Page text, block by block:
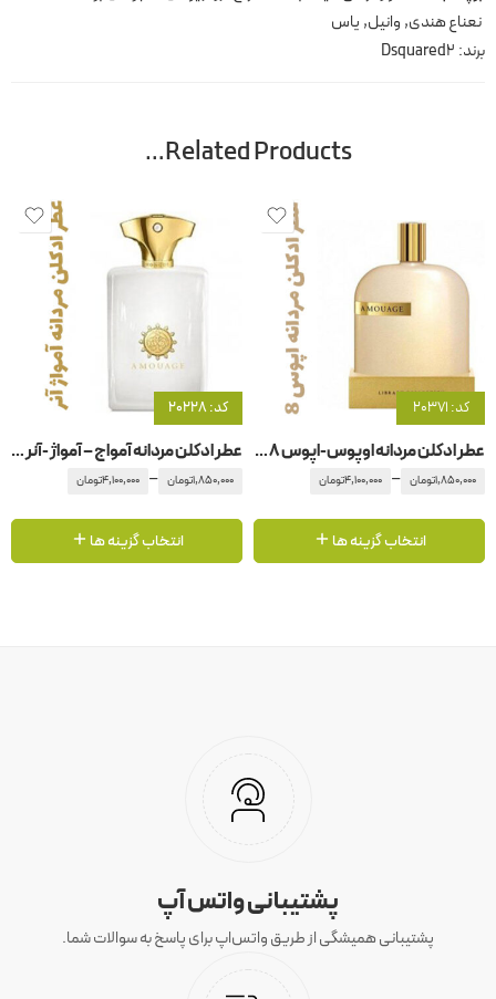
نعناع هندی, وانیل, یاس
برند: Dsquared2
Related Products…
کد: 20371
عطر ادکلن مردانه اوپوس-اپوس 8 آمواج – آمواژ اوپوس
1,850,000تومان –
4,100,000تومان
انتخاب گزینه ها
کد: 20228
عطر ادکلن مردانه آمواج – آمواژ -آنر – هانر
1,850,000تومان –
4,100,000تومان
انتخاب گزینه ها
پشتیبانی واتس آپ
پشتیبانی همیشگی از طریق واتس‌اپ برای پاسخ به سوالات شما.